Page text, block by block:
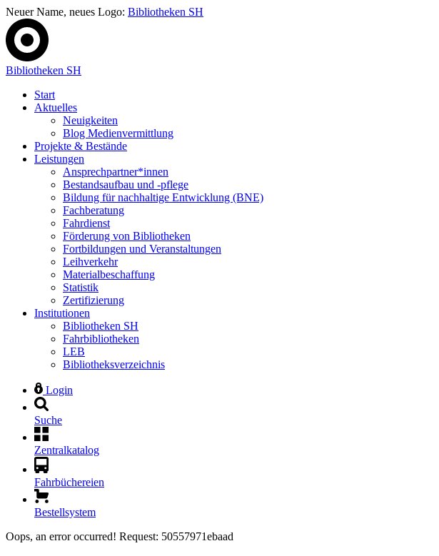
Neuer Name, neues Logo: Bibliotheken SH
Bibliotheken SH
Start
Aktuelles
Neuigkeiten
Blog Medienvermittlung
Projekte & Bestände
Leistungen
Ansprechpartner*innen
Bestandsaufbau und -pflege
Bildung für nachhaltige Entwicklung (BNE)
Fachberatung
Fahrdienst
Förderung von Bibliotheken
Fortbildungen und Veranstaltungen
Leihverkehr
Materialbeschaffung
Statistik
Zertifizierung
Institutionen
Bibliotheken SH
Fahrbibliotheken
LEB
Bibliotheksverzeichnis
Login
Suche
Zentralkatalog
Fahrbüchereien
Bestellsystem
Oops, an error occurred! Request: 50557971ebaad